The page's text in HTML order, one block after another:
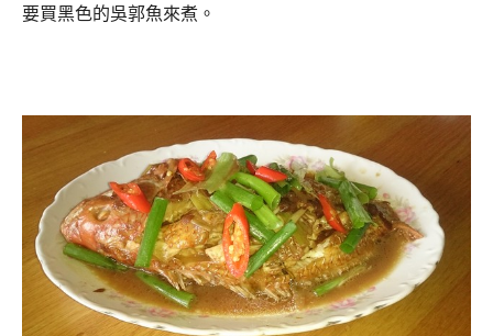
要買黑色的吳郭魚來煮。